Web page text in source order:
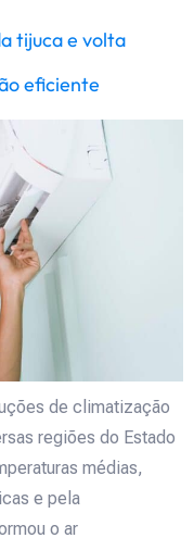
tijuca e volta
eficiente
de climatização
regiões do Estado
médias,
e pela
o ar